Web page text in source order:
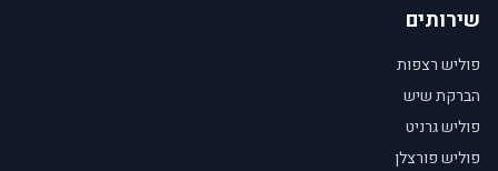
שירותים
פוליש רצפות
הברקת שיש
פוליש גרניט
פוליש פורצלן